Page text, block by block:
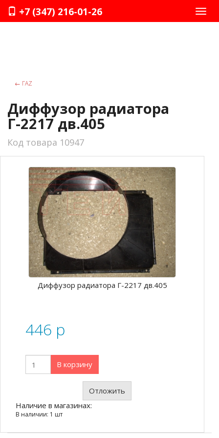
+7 (347) 216-01-26
← ГАZ
Диффузор радиатора
Г-2217 дв.405
Код товара 10947
Диффузор радиатора Г-2217 дв.405
446 p
В корзину
Отложить
Наличие в магазинах:
В наличии: 1 шт